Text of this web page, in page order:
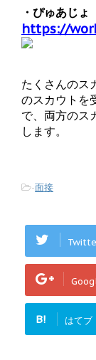
・ぴゅあじょ
https://
たくさんのス
のスカウトを
で、両方のス
します。
-面接
B! はてブ